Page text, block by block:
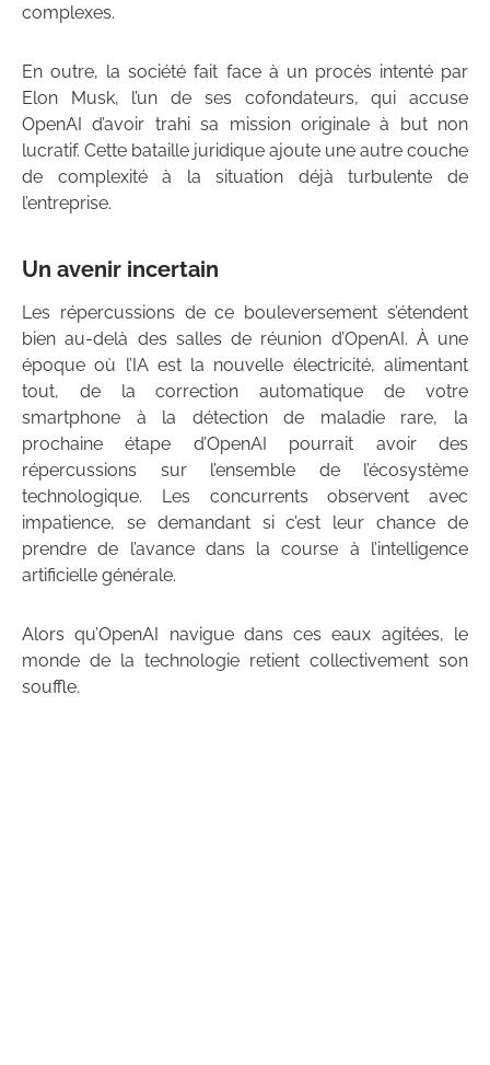
complexes.
En outre, la société fait face à un procès intenté par
Elon Musk, l’un de ses cofondateurs, qui accuse
OpenAI d’avoir trahi sa mission originale à but non
lucratif. Cette bataille juridique ajoute une autre couche
de complexité à la situation déjà turbulente de
l’entreprise.
Un avenir incertain
Les répercussions de ce bouleversement s’étendent
bien au-delà des salles de réunion d’OpenAI. À une
époque où l’IA est la nouvelle électricité, alimentant
tout, de la correction automatique de votre
smartphone à la détection de maladie rare, la
prochaine étape d’OpenAI pourrait avoir des
répercussions sur l’ensemble de l’écosystème
technologique. Les concurrents observent avec
impatience, se demandant si c’est leur chance de
prendre de l’avance dans la course à l’intelligence
artificielle générale.
Alors qu’OpenAI navigue dans ces eaux agitées, le
monde de la technologie retient collectivement son
souffle.